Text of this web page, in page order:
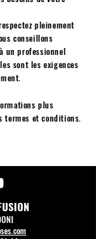
pleinement
conseillons
un professionnel
sont les exigences
plus
termes et conditions.